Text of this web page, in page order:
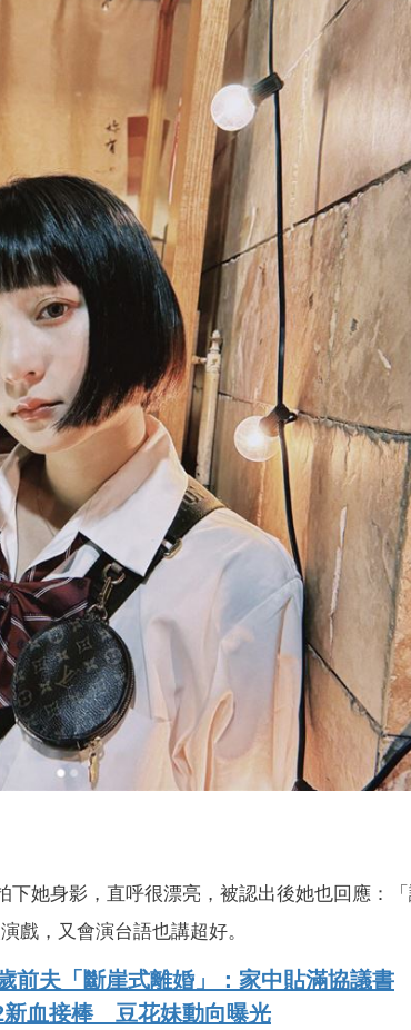
她身影，直呼很漂亮，被認出後她也回應：「
戲，又會演台語也講超好。
夫「斷崖式離婚」：家中貼滿協議書
新血接棒 豆花妹動向曝光